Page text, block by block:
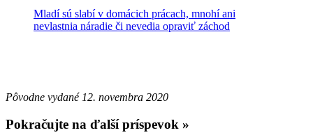
Mladí sú slabí v domácich prácach, mnohí ani
nevlastnia náradie či nevedia opraviť záchod
Pôvodne vydané 12. novembra 2020
Pokračujte na ďalší príspevok »